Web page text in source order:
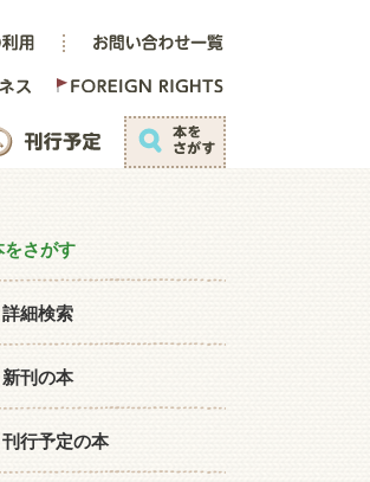
をさがす
詳細検索
新刊の本
刊行予定の本